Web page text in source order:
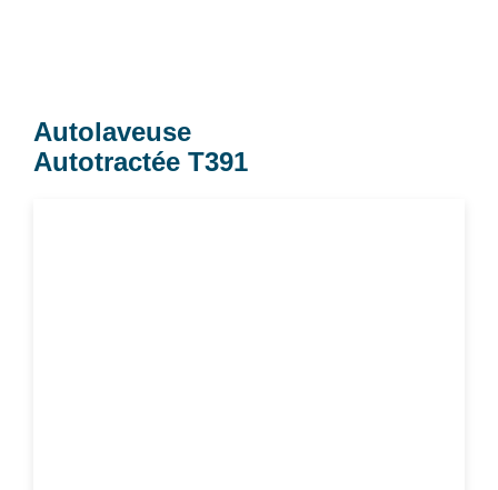
Autolaveuse
Autotractée T391